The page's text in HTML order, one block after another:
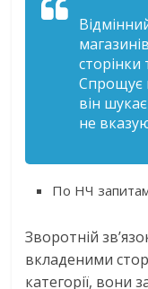
Спрощує
він
не
По НЧ
Зворотній
вкладеними
категорії, вони